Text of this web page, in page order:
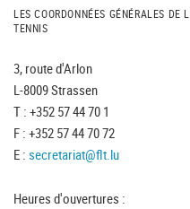
LES COORDONNÉES GÉNÉRALES DE
TENNIS
3, route d'Arlon
L-8009 Strassen
T : +352 57 44 70 1
F : +352 57 44 70 72
E : secretariat@flt.lu
Heures d'ouvertures :